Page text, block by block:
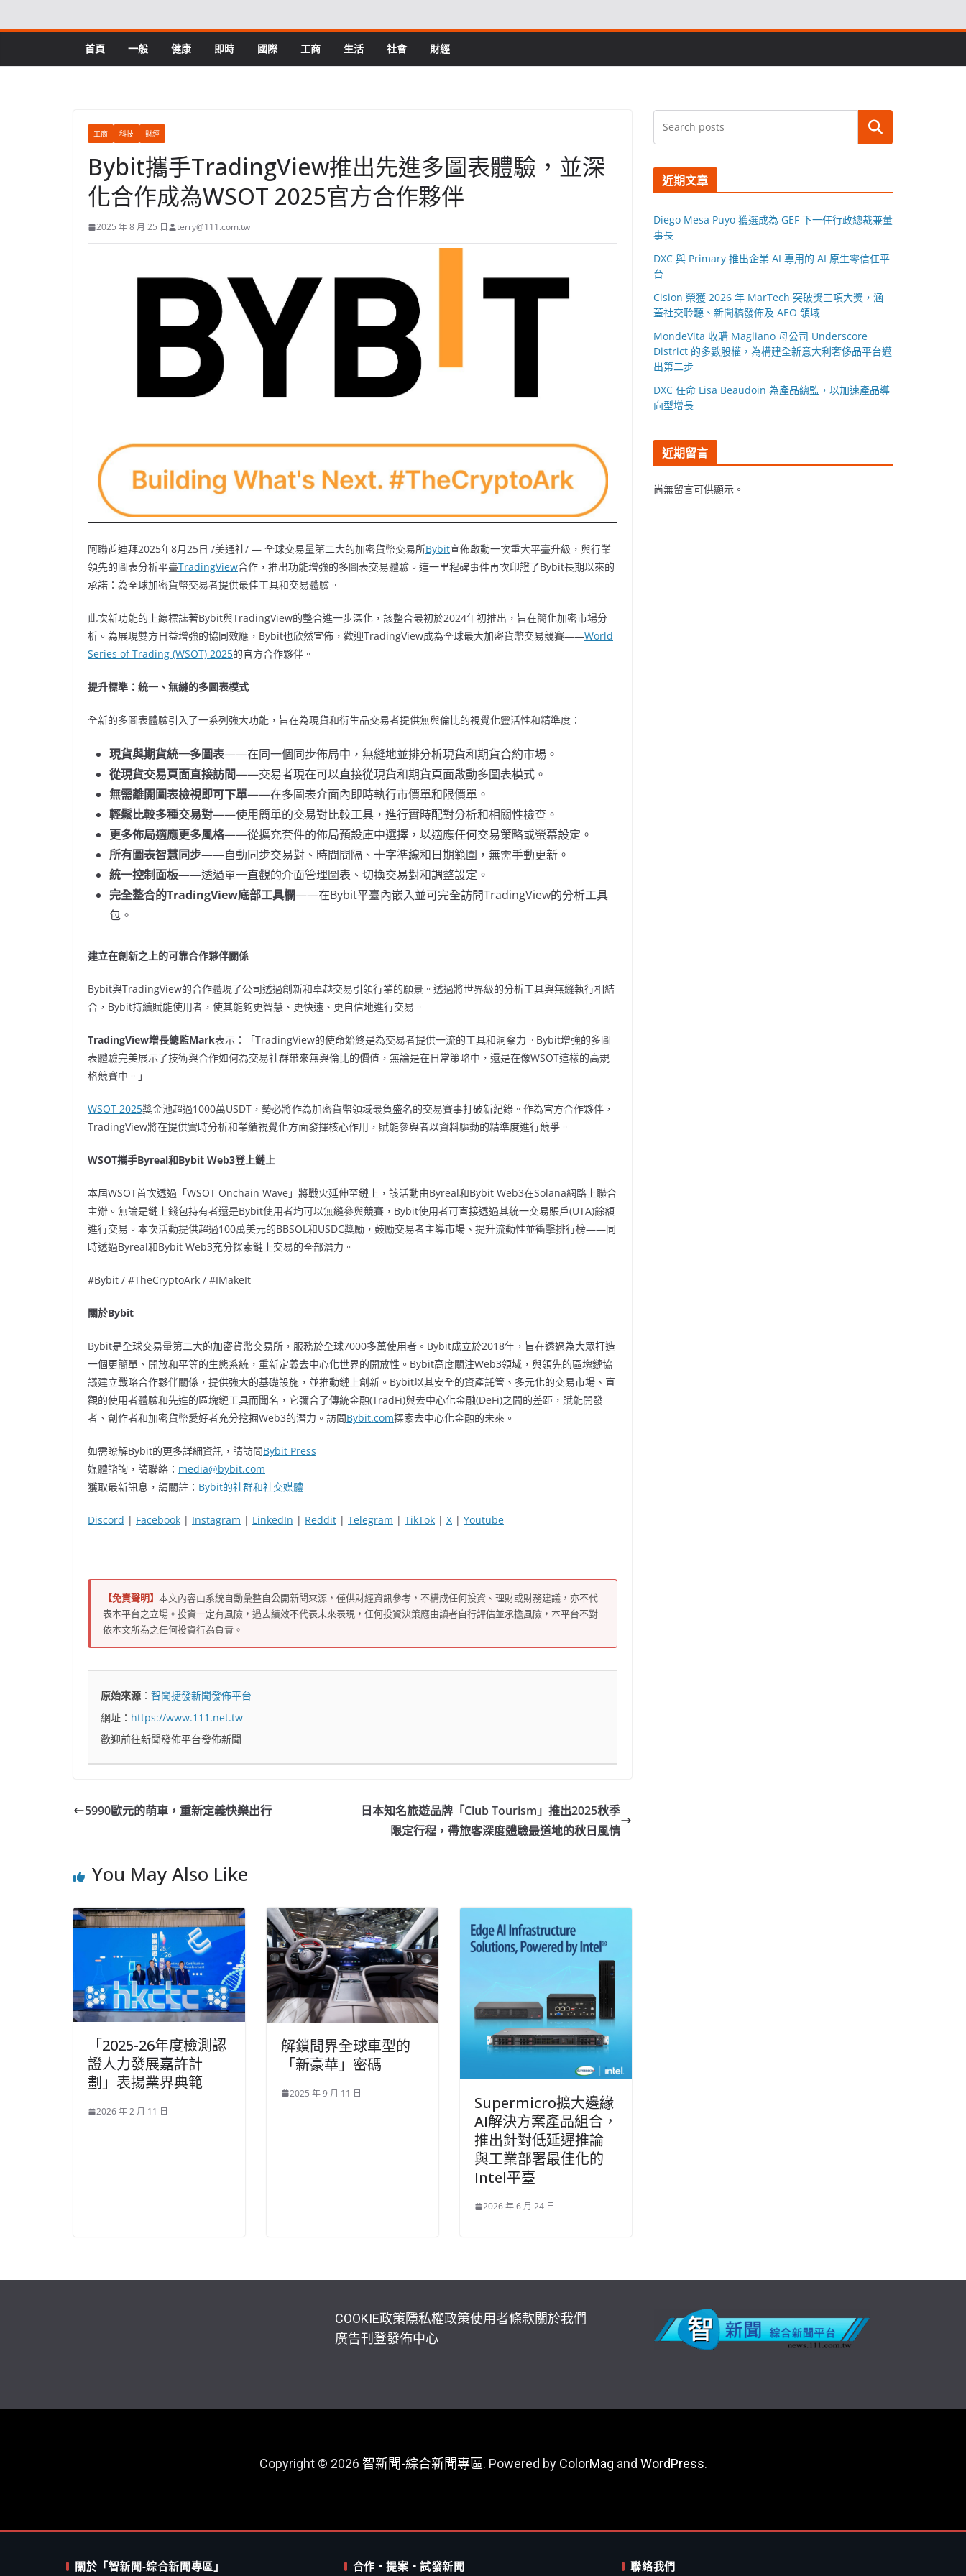
to
首頁 一般 健康 即時 國際 工商 生活 社會 財經
工商 科技 財經
Bybit攜手TradingView推出先進多圖表體驗，並深
化合作成為WSOT 2025官方合作夥伴
2025 年 8 月 25 日 terry@111.com.tw
阿聯酋迪拜2025年8月25日 /美通社/ — 全球交易量第二大的加密貨幣交易所Bybit宣佈啟動一次重大平臺升級，與行業
領先的圖表分析平臺TradingView合作，推出功能增強的多圖表交易體驗。這一里程碑事件再次印證了Bybit長期以來的
承諾：為全球加密貨幣交易者提供最佳工具和交易體驗。
此次新功能的上線標誌著Bybit與TradingView的整合進一步深化，該整合最初於2024年初推出，旨在簡化加密市場分
析。為展現雙方日益增強的協同效應，Bybit也欣然宣佈，歡迎TradingView成為全球最大加密貨幣交易競賽——World
Series of Trading (WSOT) 2025的官方合作夥伴。
提升標準：統一、無縫的多圖表模式
全新的多圖表體驗引入了一系列強大功能，旨在為現貨和衍生品交易者提供無與倫比的視覺化靈活性和精準度：
現貨與期貨統一多圖表——在同一個同步佈局中，無縫地並排分析現貨和期貨合約市場。
從現貨交易頁面直接訪問——交易者現在可以直接從現貨和期貨頁面啟動多圖表模式。
無需離開圖表檢視即可下單——在多圖表介面內即時執行市價單和限價單。
輕鬆比較多種交易對——使用簡單的交易對比較工具，進行實時配對分析和相關性檢查。
更多佈局適應更多風格——從擴充套件的佈局預設庫中選擇，以適應任何交易策略或螢幕設定。
所有圖表智慧同步——自動同步交易對、時間間隔、十字準線和日期範圍，無需手動更新。
統一控制面板——透過單一直觀的介面管理圖表、切換交易對和調整設定。
完全整合的TradingView底部工具欄——在Bybit平臺內嵌入並可完全訪問TradingView的分析工具
包。
建立在創新之上的可靠合作夥伴關係
Bybit與TradingView的合作體現了公司透過創新和卓越交易引領行業的願景。透過將世界級的分析工具與無縫執行相結
合，Bybit持續賦能使用者，使其能夠更智慧、更快速、更自信地進行交易。
TradingView增長總監Mark表示：「TradingView的使命始終是為交易者提供一流的工具和洞察力。Bybit增強的多圖
表體驗完美展示了技術與合作如何為交易社群帶來無與倫比的價值，無論是在日常策略中，還是在像WSOT這樣的高規
格競賽中。」
WSOT 2025獎金池超過1000萬USDT，勢必將作為加密貨幣領域最負盛名的交易賽事打破新紀錄。作為官方合作夥伴，
TradingView將在提供實時分析和業績視覺化方面發揮核心作用，賦能參與者以資料驅動的精準度進行競爭。
WSOT攜手Byreal和Bybit Web3登上鏈上
本屆WSOT首次透過「WSOT Onchain Wave」將戰火延伸至鏈上，該活動由Byreal和Bybit Web3在Solana網路上聯合
主辦。無論是鏈上錢包持有者還是Bybit使用者均可以無縫參與競賽，Bybit使用者可直接透過其統一交易賬戶(UTA)餘額
進行交易。本次活動提供超過100萬美元的BBSOL和USDC獎勵，鼓勵交易者主導市場、提升流動性並衝擊排行榜——同
時透過Byreal和Bybit Web3充分探索鏈上交易的全部潛力。
#Bybit / #TheCryptoArk / #IMakeIt
關於Bybit
Bybit是全球交易量第二大的加密貨幣交易所，服務於全球7000多萬使用者。Bybit成立於2018年，旨在透過為大眾打造
一個更簡單、開放和平等的生態系統，重新定義去中心化世界的開放性。Bybit高度關注Web3領域，與領先的區塊鏈協
議建立戰略合作夥伴關係，提供強大的基礎設施，並推動鏈上創新。Bybit以其安全的資產託管、多元化的交易市場、直
觀的使用者體驗和先進的區塊鏈工具而聞名，它彌合了傳統金融(TradFi)與去中心化金融(DeFi)之間的差距，賦能開發
者、創作者和加密貨幣愛好者充分挖掘Web3的潛力。訪問Bybit.com探索去中心化金融的未來。
如需瞭解Bybit的更多詳細資訊，請訪問Bybit Press
媒體諮詢，請聯絡： media@bybit.com
獲取最新訊息，請關註： Bybit的社群和社交媒體
Discord | Facebook | Instagram | LinkedIn | Reddit | Telegram | TikTok | X | Youtube
【免責聲明】 本文內容由系統自動彙整自公開新聞來源，僅供財經資訊參考，不構成任何投資、理財或財務建議，亦不代
表本平台之立場。投資一定有風險，過去績效不代表未來表現，任何投資決策應由讀者自行評估並承擔風險，本平台不對
依本文所為之任何投資行為負責。
原始來源 ：智聞捷發新聞發佈平台
網址： https://www.111.net.tw
歡迎前往新聞發佈平台發佈新聞
5990歐元的萌車，重新定義快樂出行
日本知名旅遊品牌「Club Tourism」推出2025秋季
限定行程，帶旅客深度體驗最道地的秋日風情
You May Also Like
「2025-26年度檢測認
證人力發展嘉許計
劃」表揚業界典範
2026 年 2 月 11 日
解鎖問界全球車型的
「新豪華」密碼
2025 年 9 月 11 日
Supermicro擴大邊緣
AI解決方案產品組合，
推出針對低延遲推論
與工業部署最佳化的
Intel平臺
2026 年 6 月 24 日
搜尋
近期文章
Diego Mesa Puyo 獲選成為 GEF 下一任行政總裁兼董
事長
DXC 與 Primary 推出企業 AI 專用的 AI 原生零信任平
台
Cision 榮獲 2026 年 MarTech 突破獎三項大獎，涵
蓋社交聆聽、新聞稿發佈及 AEO 領域
MondeVita 收購 Magliano 母公司 Underscore
District 的多數股權，為構建全新意大利奢侈品平台邁
出第二步
DXC 任命 Lisa Beaudoin 為產品總監，以加速產品導
向型增長
近期留言
尚無留言可供顯示。
COOKIE政策隱私權政策使用者條款關於我們
廣告刊登發佈中心
Copyright © 2026 智新聞-綜合新聞專區. Powered by ColorMag and WordPress.
關於「智新聞-綜合新聞專區」 合作・提案・試發新聞 聯絡我們